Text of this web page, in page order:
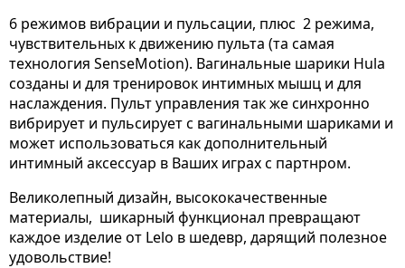
6 режимов вибрации и пульсации, плюс 2 режима,
чувствительных к движению пульта (та самая
технология SenseMotion). Вагинальные шарики Hula
созданы и для тренировок интимных мышц и для
наслаждения. Пульт управления так же синхронно
вибрирует и пульсирует с вагинальными шариками и
может использоваться как дополнительный
интимный аксессуар в Ваших играх с партнром.
Великолепный дизайн, высококачественные
материалы, шикарный функционал превращают
каждое изделие от Lelo в шедевр, дарящий полезное
удовольствие!